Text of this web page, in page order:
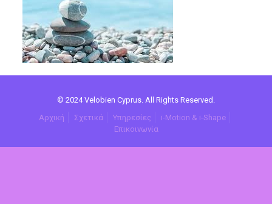
© 2024 Velobien Cyprus. All Rights Reserved.
Αρχική
Σχετικά Υπηρεσίες
i-Motion & i-Shape
Επικοινωνία